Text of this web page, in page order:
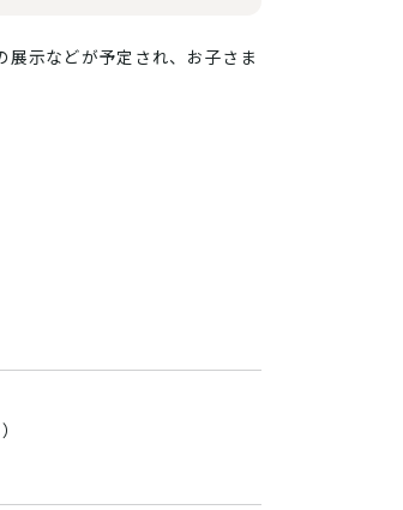
示などが予定され、お子さま